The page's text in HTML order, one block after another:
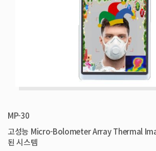
MP-30
고성능 Micro-Bolometer Array Thermal
된 시스템